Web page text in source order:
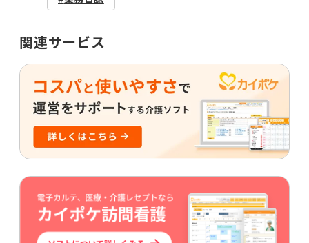
関連サービス